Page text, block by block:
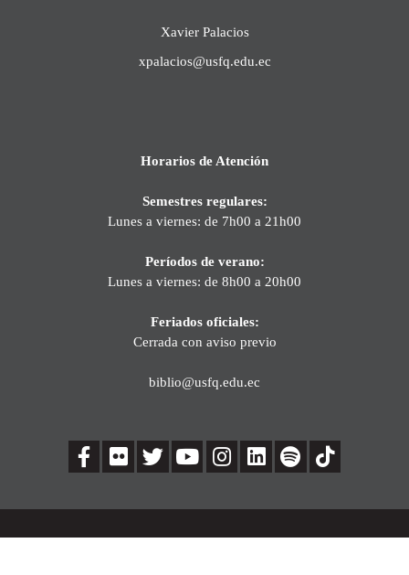
Xavier Palacios
xpalacios@usfq.edu.ec
Horarios de Atención
Semestres regulares:
Lunes a viernes: de 7h00 a 21h00
Períodos de verano:
Lunes a viernes: de 8h00 a 20h00
Feriados oficiales:
Cerrada con aviso previo
biblio@usfq.edu.ec